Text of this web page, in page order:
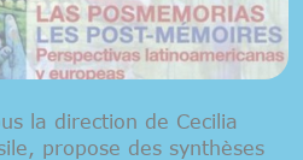
la direction de Cecilia
propose des synthèses